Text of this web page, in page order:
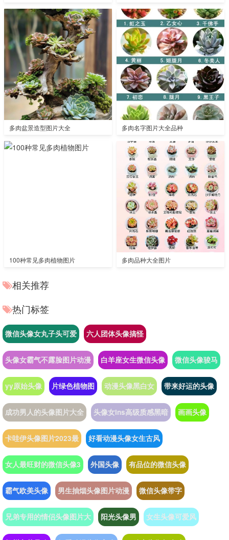
多肉盆景造型图片大全 多肉名字图片大全品种
100种常见多肉植物图片 多肉品种大全图片
相关推荐
热门标签
微信头像女丸子头可爱 六人团体头像搞怪
头像女霸气不露脸图片动漫 白羊座女生微信头像 微信头像骏马
yy原始头像 片绿色植物图 动漫头像黑白女 带来好运的头像
成功男人的头像图片大全 头像女ins高级质感黑暗 画画头像
卡哇伊头像图片2023最 好看动漫头像女生古风
女人最旺财的微信头像3 外国头像 有品位的微信头像
霸气欧美头像 男生抽烟头像图片动漫 微信头像带字
兄弟专用的情侣头像图片大 阳光头像男 女生头像可爱风